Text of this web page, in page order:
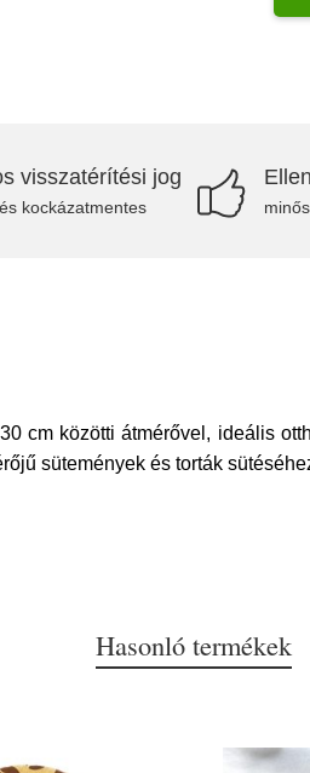
visszatérítési jog
kockázatmentes
cm közötti átmérővel, ideális
sütemények és torták
Hasonló termékek